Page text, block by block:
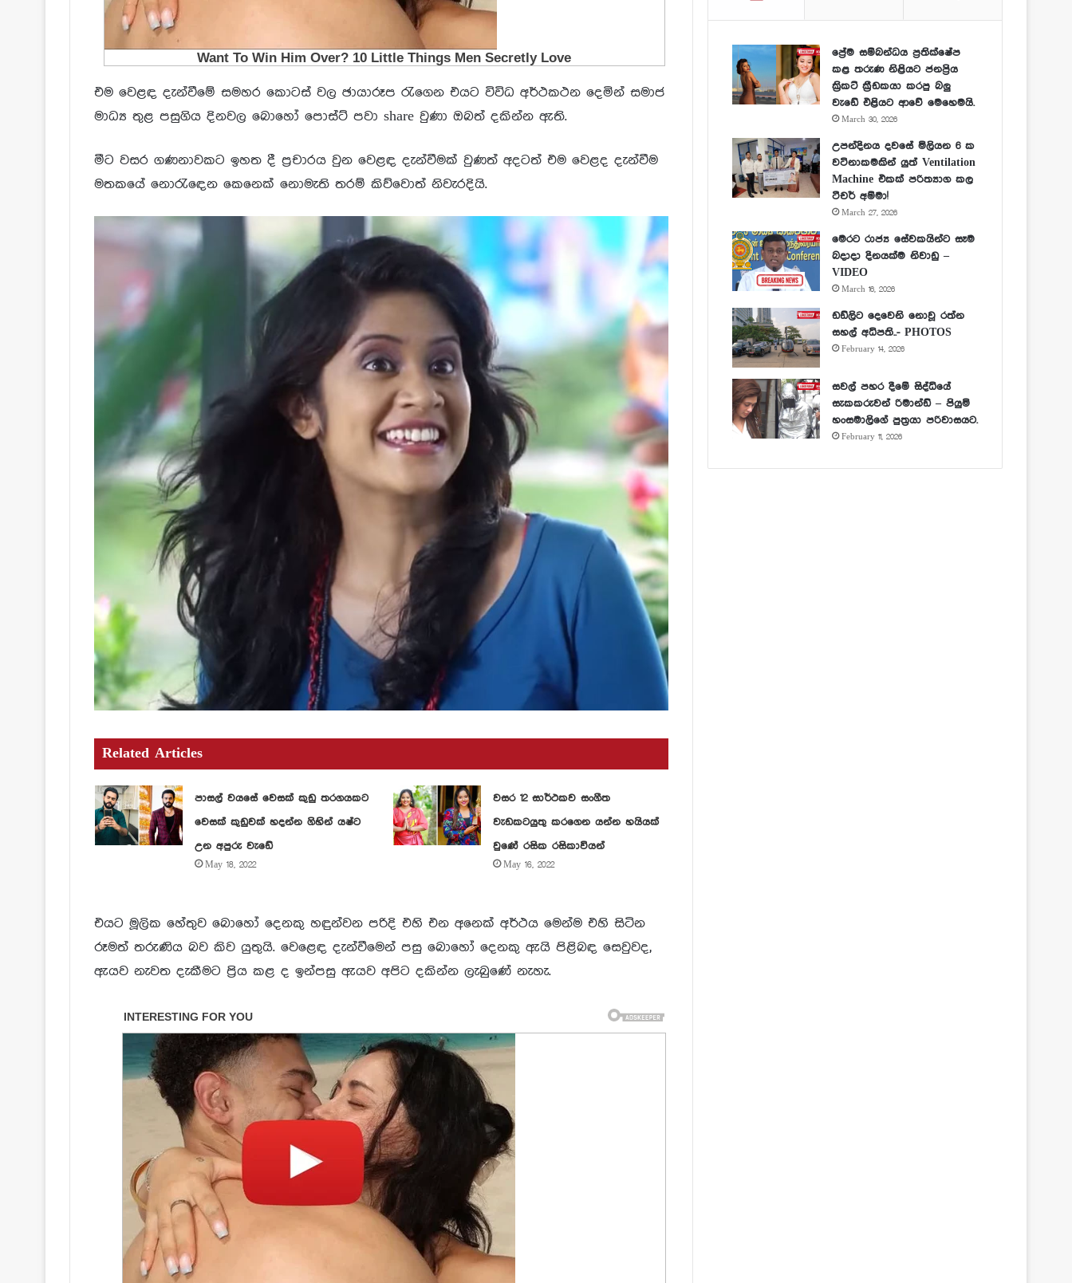
එම වෙළඳ දැන්වීමේ සමහර කොටස් වල ඡායාරූප රැගෙන එයට විවිධ අර්ථකථන දෙමින් සමාජ
මාධ් ය තුළ පසුගිය දිනවල බොහෝ පොස්ට් පවා share වුණා ඔබත් දකින්න ඇති.
මීට වසර ගණනාවකට ඉහත දී ප්රචාරය වුන වෙළඳ දැන්වීමක් වුණත් අදටත් එම වෙළද දැන්වීම
මතකයේ නොරැඳෙන කෙනෙක් නොමැති තරම් කිව්වොත් නිවැරදියි.
Related Articles
පාසල් වයසේ වෙසක් කුඩු තරගයකට
වෙසක් කුඩුවක් හදන්න ගිහින් යෂ්ට
උන අපුරු වැඩේ
May 18, 2022
වසර 12 සාර්ථකව සංගීත
වැඩකටයුතු කරගෙන යන්න හයියක්
වුණේ රසික රසිකාවියන්
May 16, 2022
එයට මූලික හේතුව බොහෝ දෙනකු හඳුන්වන පරිදි එහි එන අනෙක් අර්ථය මෙන්ම එහි සිටින
රූමත් තරුණිය බව කිව යුතුයි. වෙළෙඳ දැන්වීමෙන් පසු බොහෝ දෙනකු ඇයි පිළිබඳ සෙවුවද,
ඇයව නැවත දැකීමට ප්රිය කළ ද ඉන්පසු ඇයව අපිට දකින්න ලැබුණේ නැහැ.
ප්‍රේම සම්බන්ධය ප්‍රතික්ෂේප
කළ තරුණ නිළියට ජනප්‍රිය
ක්‍රිකට් ක්‍රීඩකයා කරපු බලු
වැඩේ එළියට ආවේ මෙහෙමයි.
March 30, 2026
උපන්දිනය දවසේ මිලියන 6 ක
වටිනාකමකින් යුත් Ventilation
Machine එකක් පරිත්‍යාග කල
ටීචර් අම්මා!
March 27, 2026
මෙරට රාජ්‍ය සේවකයින්ට සෑම
බදාදා දිනයක්ම නිවාඩු –
VIDEO
March 16, 2026
ඩඩ්ලිට දෙවෙනි නොවූ රත්න
සහල් අධිපති..- PHOTOS
February 14, 2026
සවල් පහර දීමේ සිද්ධියේ
සැකකරුවන් රිමාන්ඩ් – පියුමි
හංසමාලිගේ පුත්‍රයා පරිවාසයට.
February 11, 2026